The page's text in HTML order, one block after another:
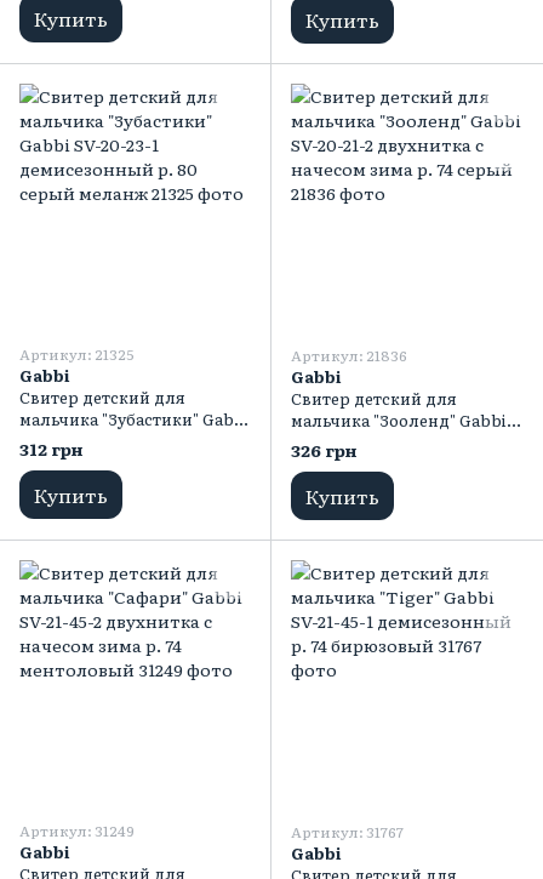
Купить Купить
Артикул: 21325
Gabbi
Свитер детский для
мальчика "Зубастики" Gabbi
SV-20-23-1 демисезонный р.
80 серый меланж
312 грн
Купить
Артикул: 21836
Gabbi
Свитер детский для
мальчика "Зооленд" Gabbi
SV-20-21-2 двухнитка с
начесом зима р. 74 серый
326 грн
Купить
Артикул: 31249
Gabbi
Свитер детский для
Артикул: 31767
Gabbi